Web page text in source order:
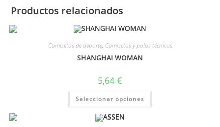
Productos relacionados
Camisetas de deporte, Camisetas y polos técnicos
SHANGHAI WOMAN
5,64 €
Seleccionar opciones